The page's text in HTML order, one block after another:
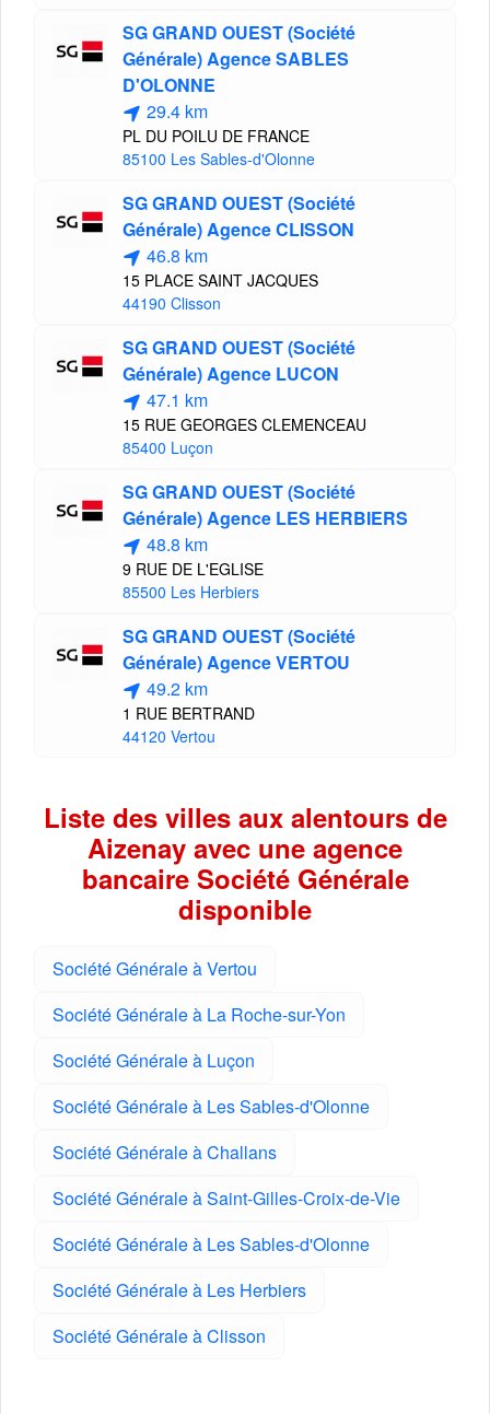
SG GRAND OUEST (Société
Générale) Agence SABLES
D'OLONNE
29.4 km
PL DU POILU DE FRANCE
85100 Les Sables-d'Olonne
SG GRAND OUEST (Société
Générale) Agence CLISSON
46.8 km
15 PLACE SAINT JACQUES
44190 Clisson
SG GRAND OUEST (Société
Générale) Agence LUCON
47.1 km
15 RUE GEORGES CLEMENCEAU
85400 Luçon
SG GRAND OUEST (Société
Générale) Agence LES HERBIERS
48.8 km
9 RUE DE L'EGLISE
85500 Les Herbiers
SG GRAND OUEST (Société
Générale) Agence VERTOU
49.2 km
1 RUE BERTRAND
44120 Vertou
Liste des villes aux alentours de
Aizenay avec une agence
bancaire Société Générale
disponible
Société Générale à Vertou
Société Générale à La Roche-sur-Yon
Société Générale à Luçon
Société Générale à Les Sables-d'Olonne
Société Générale à Challans
Société Générale à Saint-Gilles-Croix-de-Vie
Société Générale à Les Sables-d'Olonne
Société Générale à Les Herbiers
Société Générale à Clisson